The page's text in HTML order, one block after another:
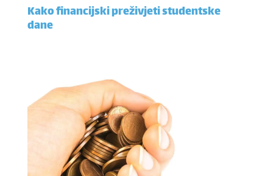
Kako financijski preživjeti studentske
dane